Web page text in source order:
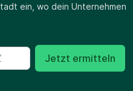
ein, wo dein Unternehmen
Jetzt ermitteln